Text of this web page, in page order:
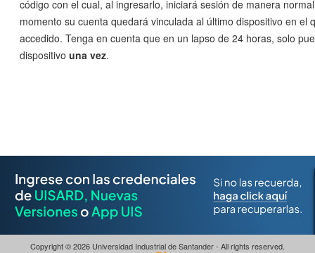
código con el cual, al ingresarlo, iniciará sesión de manera
momento su cuenta quedará vinculada al último dispositivo en el
accedido. Tenga en cuenta que en un lapso de 24 horas, solo
dispositivo una vez.
Copyright © 2026 Universidad Industrial de Santander - All rights reserved.